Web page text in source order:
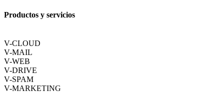
Productos y servicios
V-CLOUD
V-MAIL
V-WEB
V-DRIVE
V-SPAM
V-MARKETING